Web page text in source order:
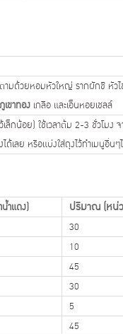
ตามด้วยหอมหัวใหญ่ รากผักชี หัวไ
เขาทอง เกลือ และเอ็นหอยเชลล์
ล็กน้อย) ใช้เวลาต้ม 2-3 ชั่วโมง
ด้เลย หรือแบ่งใส่ถุงไว้ทำเมนูอื่นๆ
น้ำแดง) ปริมาณ (หน่
30
10
45
30
5
45